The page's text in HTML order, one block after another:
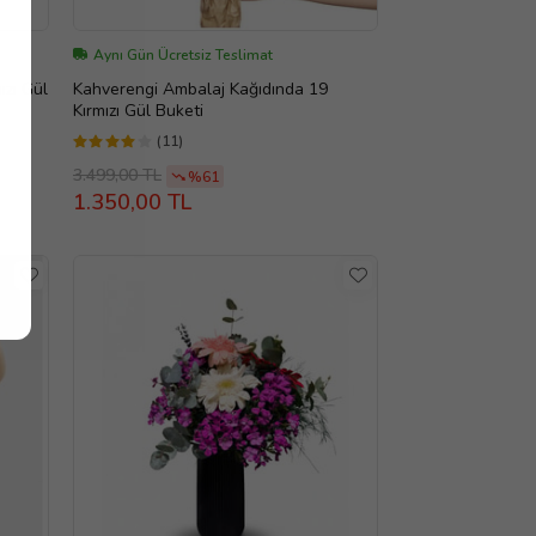
Gül
Aynı Gün Ücretsiz Teslimat
Kahverengi Ambalaj Kağıdında 19
Kırmızı Gül Buketi
(11)
3.499,00 TL %61
1.350,00 TL